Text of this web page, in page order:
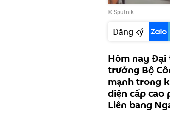
© Sputnik
Đăng ký
Hôm nay Đại
trưởng Bộ
mạnh trong
diện cấp cao
Liên bang